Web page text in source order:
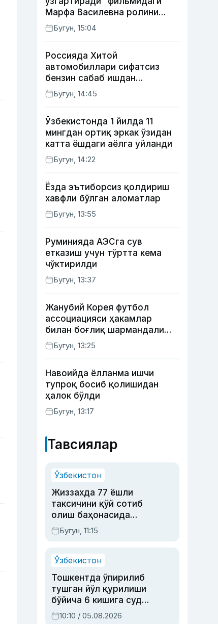
Марфа Василевна ролини
ижро этган актрисанинг
тақдири қандай кечди?
Бугун, 15:04
Россияда Хитой
автомобиллари сифатсиз
бензин сабаб ишдан
чиқмоқда
Бугун, 14:45
Ўзбекистонда 1 йилда 11
мингдан ортиқ эркак ўзидан
катта ёшдаги аёлга уйланди
Бугун, 14:22
Ёзда эътиборсиз қолдириш
хавфли бўлган аломатлар
Бугун, 13:55
Руминияда АЭСга сув
етказиш учун тўртта кема
чўктирилди
Бугун, 13:37
Жанубий Корея футбол
ассоциацияси ҳакамлар
билан боғлиқ шармандали
ҳолат бўйича баёнот берди
Бугун, 13:25
Навоийда ёлланма ишчи
тупроқ босиб қолишидан
ҳалок бўлди
Бугун, 13:17
Тавсиялар
Ўзбекистон
Жиззахда 77 ёшли
таксичини қўй сотиб
олиш баҳонасида
яйловга олиб бориб
ўлдирган йигит 20
Бугун, 11:15
Ўзбекистон
Тошкентда ўпирилиб
тушган йўл қурилиши
бўйича 6 кишига суд
ҳукми ўқилди
10:10 / 05.08.2026